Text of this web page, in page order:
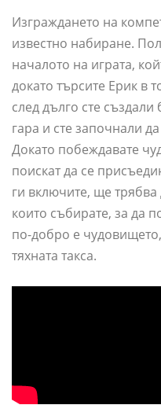
Изграждането на
известно набиране.
началото на играта,
докато търсите Ерик в
след дълго сте създали
гара и сте започнали
Докато побеждавате
поискат да се
ги включите, ще
които събирате, за да
по-добро е
тяхната такса.